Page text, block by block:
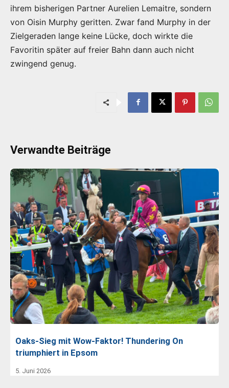
ihrem bisherigen Partner Aurelien Lemaitre, sondern
von Oisin Murphy geritten. Zwar fand Murphy in der
Zielgeraden lange keine Lücke, doch wirkte die
Favoritin später auf freier Bahn dann auch nicht
zwingend genug.
Verwandte Beiträge
Oaks-Sieg mit Wow-Faktor! Thundering On
triumphiert in Epsom
5. Juni 2026